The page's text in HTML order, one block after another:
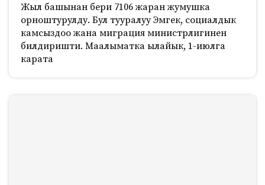
Жыл башынан бери 7106 жаран жумушка
орноштурулду. Бул тууралуу Эмгек, социалдык
камсыздоо жана миграция министрлигинен
билдиришти. Маалыматка ылайык, 1-июлга
карата